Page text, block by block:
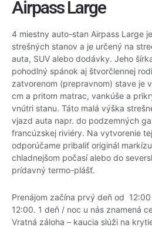
Airpass Large
4 miestny auto-stan Airpass Large
strešných stanov a je určený na
auta, SUV alebo dodávky. Jeho
pohodlný spánok aj štvorčlennej
zatvorenom (prepravnom) stave je
cm a pritom matrac, vankúše a
vnútri stanu. Táto malá výška
vjazd auta napr. do podzemných
francúzskej riviéry. Na vytvorenie
odporúčame pribaliť originál
chladnejšom počasí alebo do
prídavný termo-plášť.
Prenájom začína prvý deň od
12:00. 1 deň / noc u nás znamená
Vratná záloha – kaucia slúži na